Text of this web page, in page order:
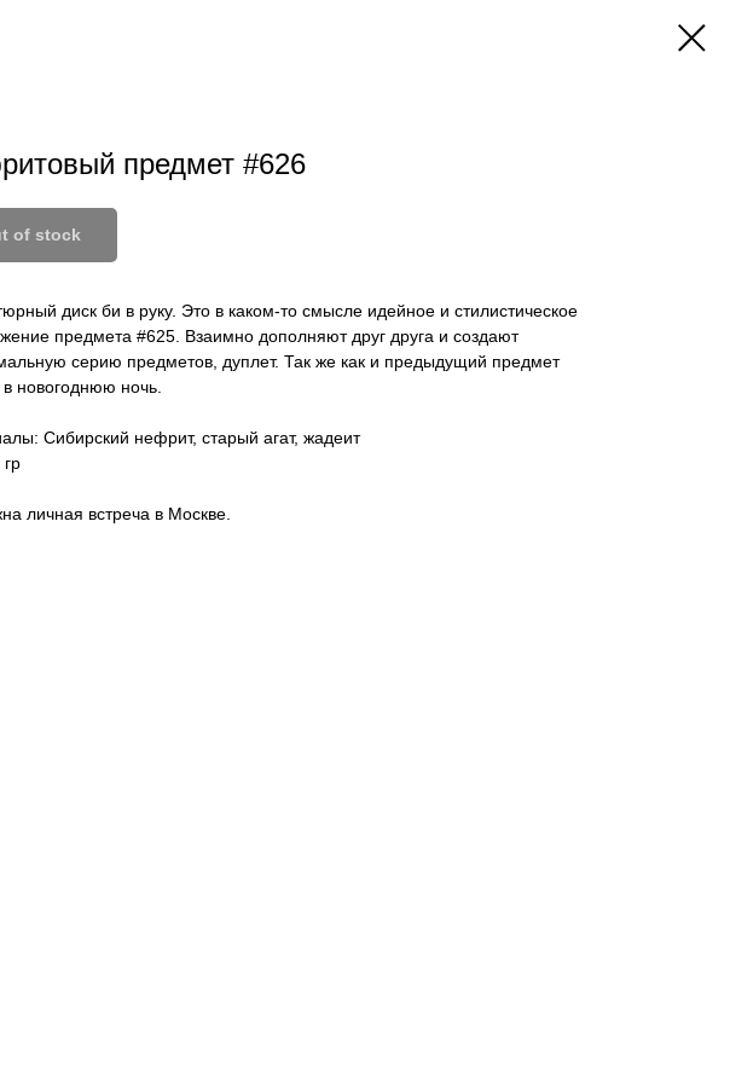
предмет #626
of stock
диск би в руку. Это в каком-то смысле идейное и стилистическое
предмета #625. Взаимно дополняют друг друга и создают
серию предметов, дуплет. Так же как и предыдущий предмет
новогоднюю ночь.
Сибирский нефрит, старый агат, жадеит
личная встреча в Москве.